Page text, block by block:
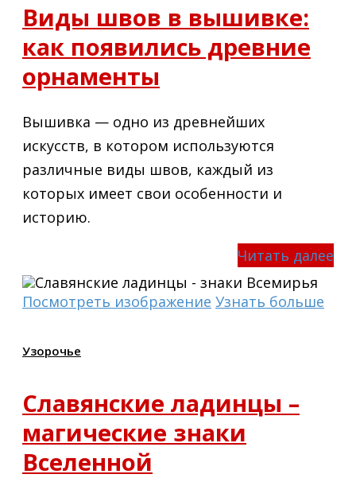
Виды швов в вышивке:
как появились древние
орнаменты
Вышивка — одно из древнейших
искусств, в котором используются
различные виды швов, каждый из
которых имеет свои особенности и
историю.
Читать далее
Посмотреть изображение Узнать больше
Узорочье
Славянские ладинцы –
магические знаки
Вселенной